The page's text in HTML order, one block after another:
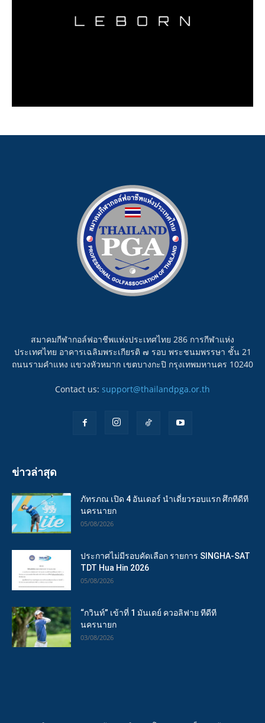
สมาคมกีฬากอล์ฟอาชีพแห่งประเทศไทย 286 การกีฬาแห่ง
ประเทศไทย อาคารเฉลิมพระเกียรติ ๗ รอบ พระชนมพรรษา ชั้น 21
ถนนรามคำแหง แขวงหัวหมาก เขตบางกะปิ กรุงเทพมหานคร 10240
Contact us: support@thailandpga.or.th
ข่าวล่าสุด
ภัทรภณ เปิด 4 อันเดอร์ นำเดี่ยวรอบแรก ศึกทีดีที
นครนายก
05/08/2026
ประกาศไม่มีรอบคัดเลือก รายการ SINGHA-SAT
TDT Hua Hin 2026
05/08/2026
“กวินท์” เข้าที่ 1 มันเดย์ ควอลิฟาย ทีดีที
นครนายก
03/08/2026